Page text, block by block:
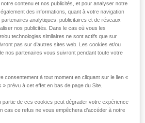
contenu et nos publicités, et pour analyser notre
des informations, quant à votre navigation
analytiques, publicitaires et de réseaux
nos publicités. Dans le cas où vous les
ou technologies similaires ne sont actifs que sur
pas sur d’autres sites web. Les cookies et/ou
nos partenaires vous suivront pendant toute votre
consentement à tout moment en cliquant sur le lien «
prévu à cet effet en bas de page du Site.
partie de ces cookies peut dégrader votre expérience
cas ce refus ne vous empêchera d’accéder à notre